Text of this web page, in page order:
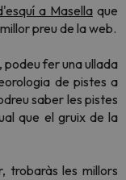
a Masella que
preu de la web.
podeu fer una ullada
de pistes a
saber les pistes
que el gruix de la
trobaràs les millors